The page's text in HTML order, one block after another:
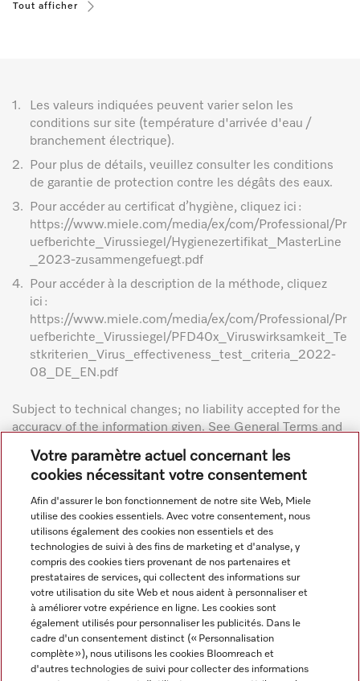
Tout afficher
1.
Les valeurs indiquées peuvent varier selon les
conditions sur site (température d'arrivée d'eau /
branchement électrique).
2.
Pour plus de détails, veuillez consulter les conditions
de garantie de protection contre les dégâts des eaux.
3.
Pour accéder au certificat d’hygiène, cliquez ici :
https://www.miele.com/media/ex/com/Professional/Pr
uefberichte_Virussiegel/Hygienezertifikat_MasterLine
_2023-zusammengefuegt.pdf
4.
Pour accéder à la description de la méthode, cliquez
ici :
https://www.miele.com/media/ex/com/Professional/Pr
uefberichte_Virussiegel/PFD40x_Viruswirksamkeit_Te
stkriterien_Virus_effectiveness_test_criteria_2022-
08_DE_EN.pdf
Subject to technical changes; no liability accepted for the
accuracy of the information given. See General Terms and
Navigation
Service
Votre paramètre actuel concernant les
cookies nécessitant votre consentement
Afin d'assurer le bon fonctionnement de notre site Web, Miele
utilise des cookies essentiels. Avec votre consentement, nous
utilisons également des cookies non essentiels et des
technologies de suivi à des fins de marketing et d'analyse, y
compris des cookies tiers provenant de nos partenaires et
prestataires de services, qui collectent des informations sur
votre utilisation du site Web et nous aident à personnaliser et
à améliorer votre expérience en ligne. Les cookies sont
également utilisés pour personnaliser les publicités. Dans le
cadre d'un consentement distinct (« Personnalisation
complète »), nous utilisons les cookies Bloomreach et
d'autres technologies de suivi pour collecter des informations